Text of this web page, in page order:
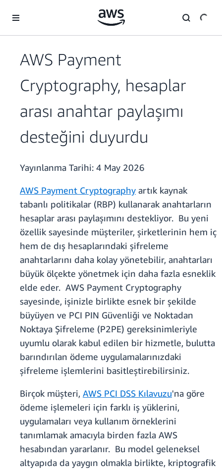
AWS Payment
Cryptography, hesaplar
arası anahtar paylaşımı
desteğini duyurdu
Yayınlanma Tarihi: 4 May 2026
AWS Payment Cryptography artık kaynak
tabanlı politikalar (RBP) kullanarak anahtarların
hesaplar arası paylaşımını destekliyor. Bu yeni
özellik sayesinde müşteriler, şirketlerinin hem iç
hem de dış hesaplarındaki şifreleme
anahtarlarını daha kolay yönetebilir, anahtarları
büyük ölçekte yönetmek için daha fazla esneklik
elde eder. AWS Payment Cryptography
sayesinde, işinizle birlikte esnek bir şekilde
büyüyen ve PCI PIN Güvenliği ve Noktadan
Noktaya Şifreleme (P2PE) gereksinimleriyle
uyumlu olarak kabul edilen bir hizmetle, bulutta
barındırılan ödeme uygulamalarınızdaki
şifreleme işlemlerini basitleştirebilirsiniz.
Birçok müşteri, AWS PCI DSS Kılavuzu'na göre
ödeme işlemeleri için farklı iş yüklerini,
uygulamaları veya kullanım örneklerini
tanımlamak amacıyla birden fazla AWS
hesabından yararlanır. Bu model geleneksel
altyapıda da yaygın olmakla birlikte, kriptografik